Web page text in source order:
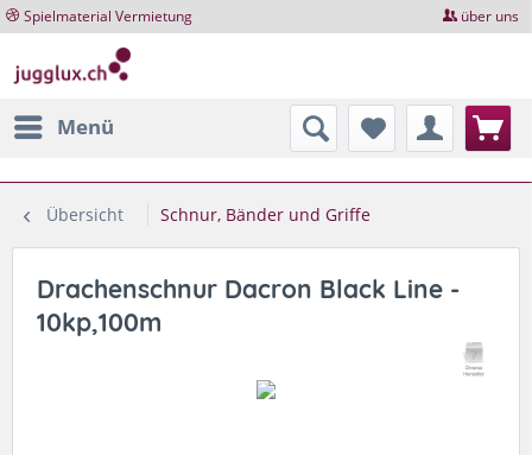
Spielmaterial Vermietung über uns
Menü
Übersicht Schnur, Bänder und Griffe
Drachenschnur Dacron Black Line -
10kp,100m